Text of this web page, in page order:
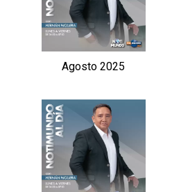
Agosto 2025